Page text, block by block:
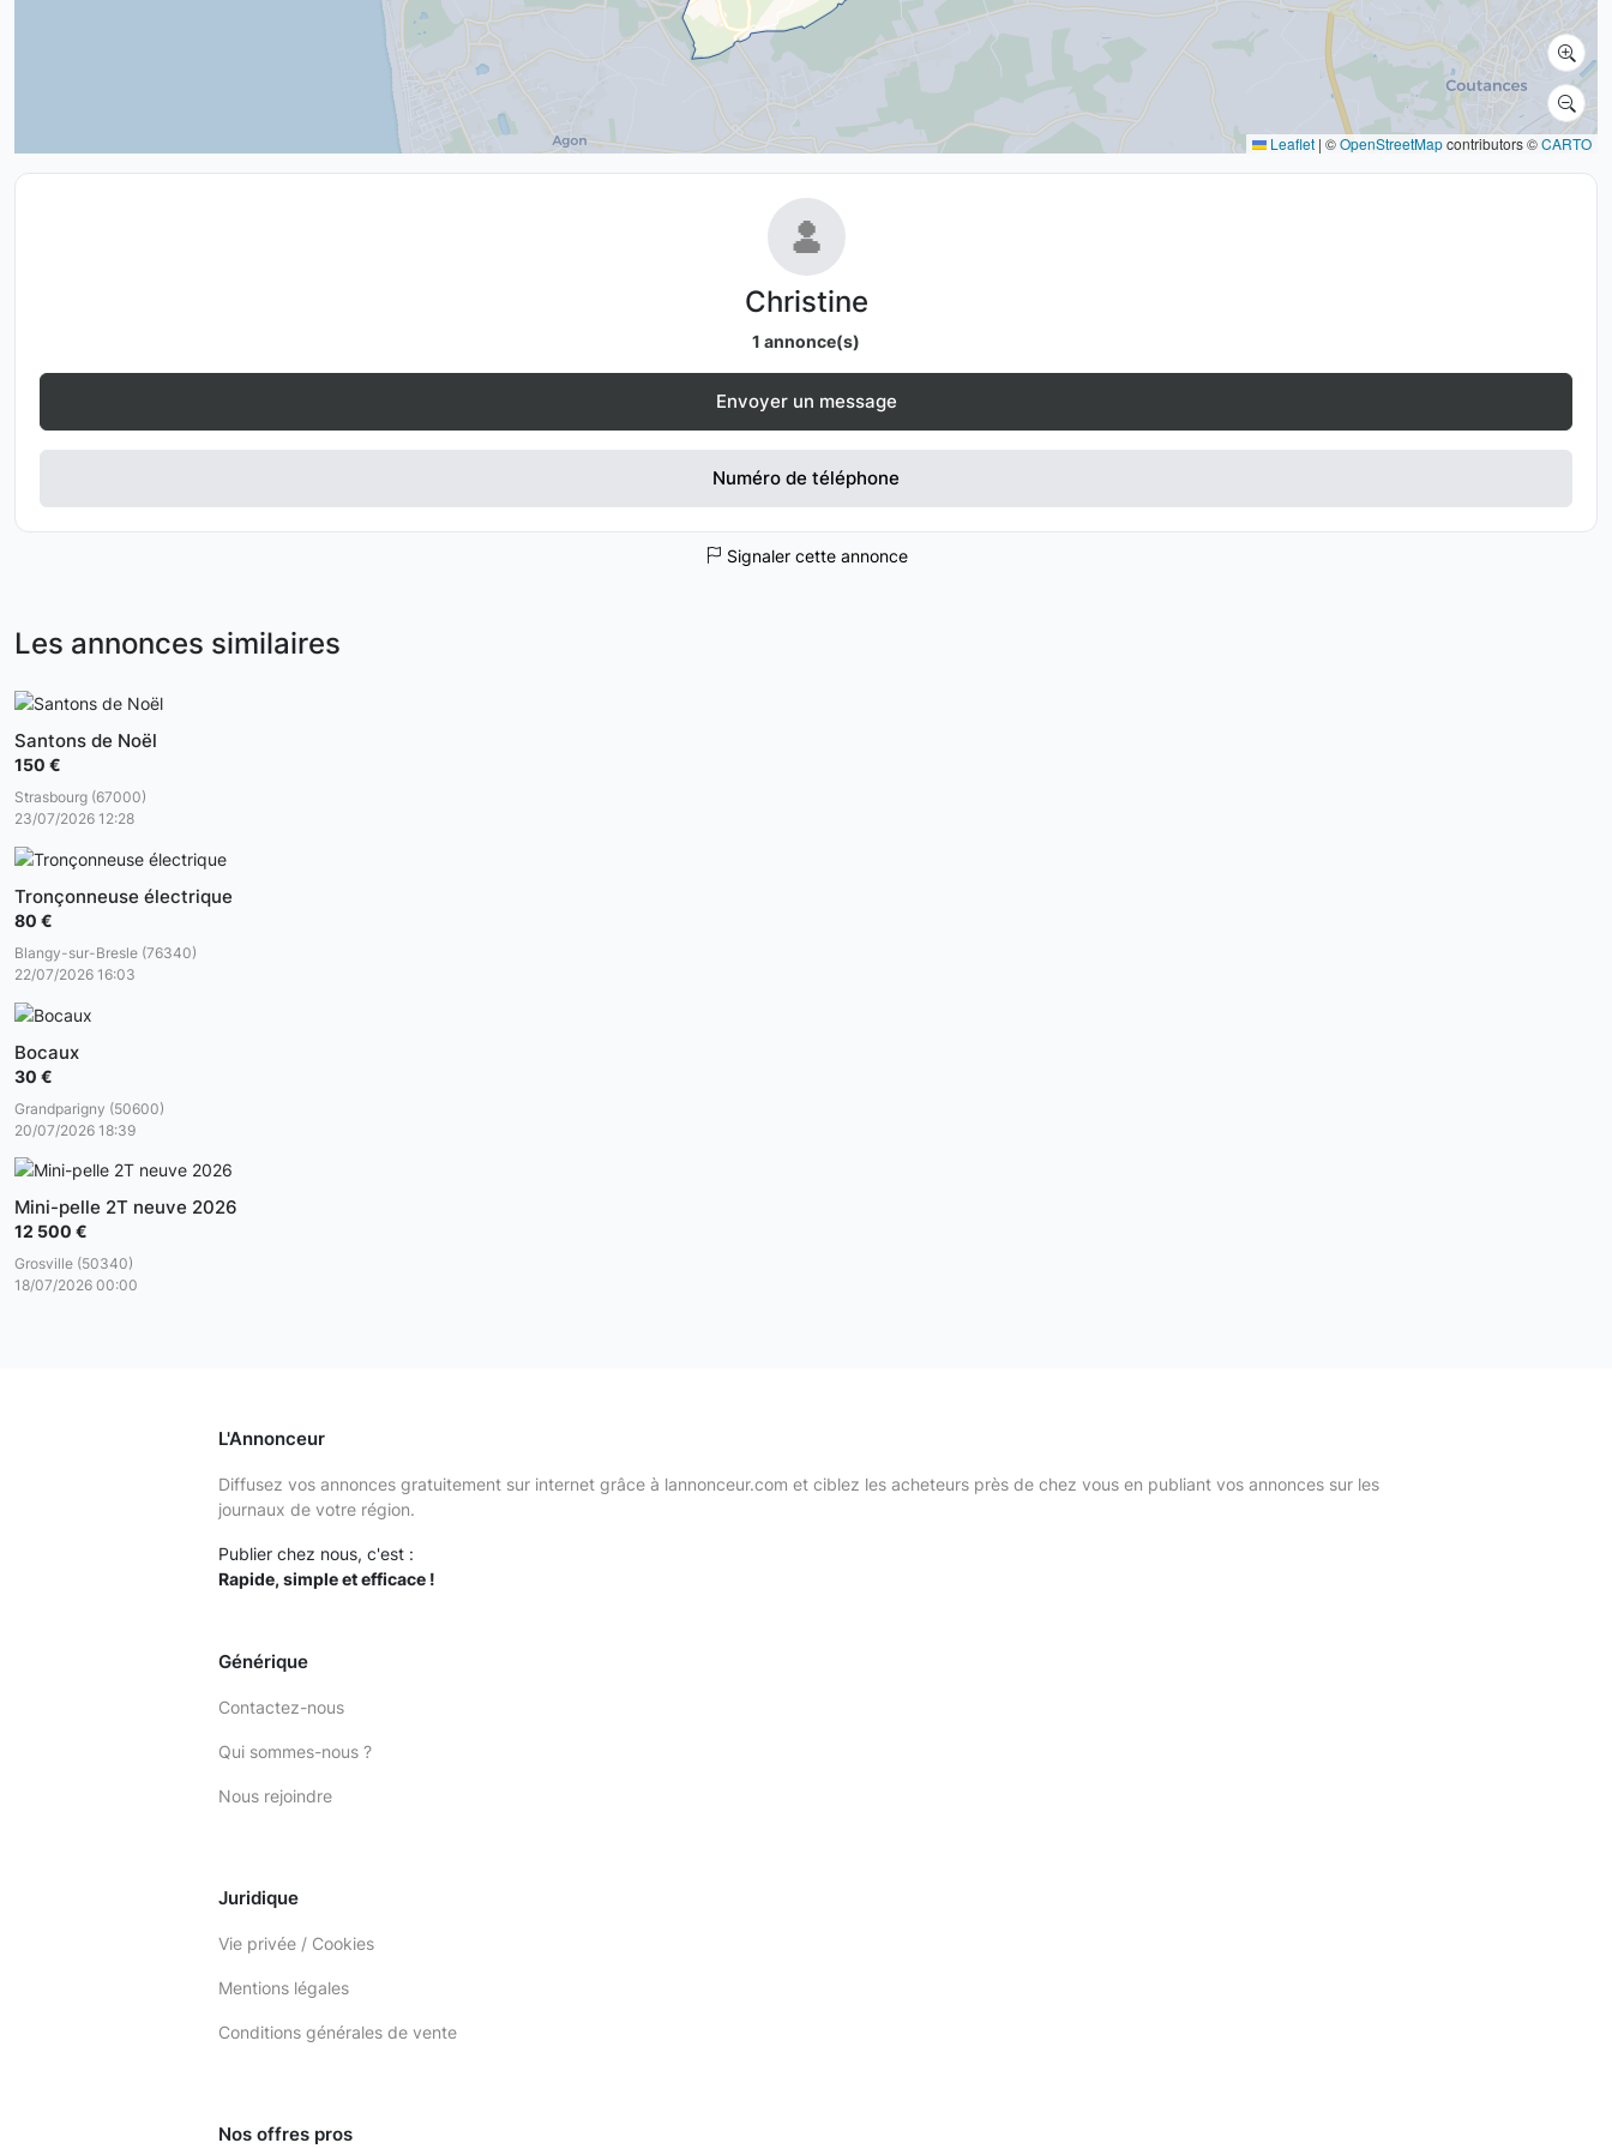
Leaflet | ©OpenStreetMapcontributors ©CARTO
Christine
1 annonce(s)
Envoyer un message
Numéro de téléphone
Signaler cette annonce
Les annonces similaires
Santons de Noël
150 €
Strasbourg (67000)
23/07/2026 12:28
Tronçonneuse électrique
80 €
Blangy-sur-Bresle (76340)
22/07/2026 16:03
Bocaux
30 €
Grandparigny (50600)
20/07/2026 18:39
Mini-pelle 2T neuve 2026
12 500 €
Grosville (50340)
18/07/2026 00:00
L'Annonceur
Diffusez vos annonces gratuitement sur internet grâce à lannonceur.com et ciblez les acheteurs près de chez vous en publiant vos annonces sur les
journaux de votre région.
Publier chez nous, c'est :
Rapide, simple et efficace !
Générique
Contactez-nous
Qui sommes-nous ?
Nous rejoindre
Juridique
Vie privée / Cookies
Mentions légales
Conditions générales de vente
Nos offres pros